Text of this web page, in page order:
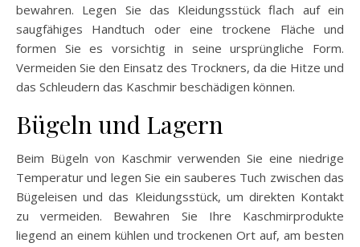
bewahren. Legen Sie das Kleidungsstück flach auf ein
saugfähiges Handtuch oder eine trockene Fläche und
formen Sie es vorsichtig in seine ursprüngliche Form.
Vermeiden Sie den Einsatz des Trockners, da die Hitze und
das Schleudern das Kaschmir beschädigen können.
Bügeln und Lagern
Beim Bügeln von Kaschmir verwenden Sie eine niedrige
Temperatur und legen Sie ein sauberes Tuch zwischen das
Bügeleisen und das Kleidungsstück, um direkten Kontakt
zu vermeiden. Bewahren Sie Ihre Kaschmirprodukte
liegend an einem kühlen und trockenen Ort auf, am besten